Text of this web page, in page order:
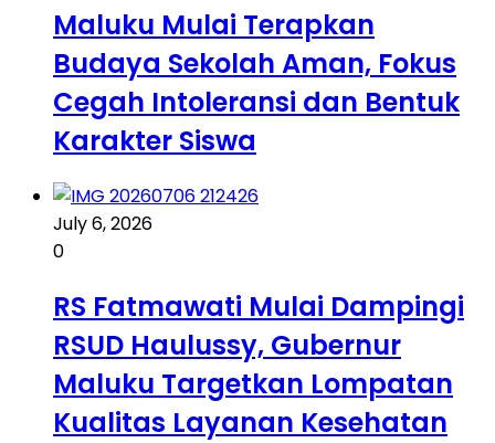
Maluku Mulai Terapkan
Budaya Sekolah Aman, Fokus
Cegah Intoleransi dan Bentuk
Karakter Siswa
July 6, 2026
0
RS Fatmawati Mulai Dampingi
RSUD Haulussy, Gubernur
Maluku Targetkan Lompatan
Kualitas Layanan Kesehatan